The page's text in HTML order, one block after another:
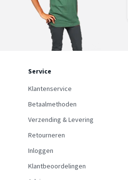
Service
Klantenservice
Betaalmethoden
Verzending & Levering
Retourneren
Inloggen
Klantbeoordelingen